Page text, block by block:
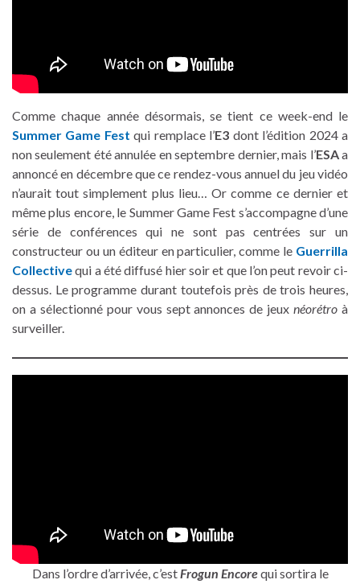
Comme chaque année désormais, se tient ce week-end le
Summer Game Fest qui remplace l’E3 dont l’édition 2024 a
non seulement été annulée en septembre dernier, mais l’ESAa
annoncé en décembre que ce rendez-vous annuel du jeu vidéo
n’aurait tout simplement plus lieu… Or comme ce dernier et
même plus encore, le Summer Game Fest s’accompagne d’une
série de conférences qui ne sont pas centrées sur un
constructeur ou un éditeur en particulier, comme le Guerrilla
Collectivequi a été diffusé hier soir et que l’on peut revoir ci-
dessus. Le programme durant toutefois près de trois heures,
on a sélectionné pour vous sept annonces de jeuxnéorétro à
surveiller.
Dans l’ordre d’arrivée, c’estFrogun Encorequi sortira le